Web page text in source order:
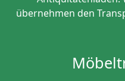
übernehmen den